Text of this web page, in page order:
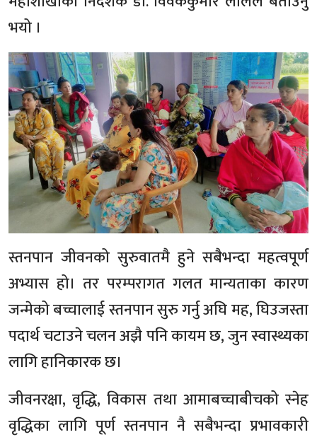
भयो ।
स्तनपान जीवनको सुरुवातमै हुने सबैभन्दा महत्वपूर्ण
अभ्यास हो। तर परम्परागत गलत मान्यताका कारण
जन्मेको बच्चालाई स्तनपान सुरु गर्नु अघि मह, घिउजस्ता
पदार्थ चटाउने चलन अझै पनि कायम छ, जुन स्वास्थ्यका
लागि हानिकारक छ।
जीवनरक्षा, वृद्धि, विकास तथा आमाबच्चाबीचको स्नेह
वृद्धिका लागि पूर्ण स्तनपान नै सबैभन्दा प्रभावकारी